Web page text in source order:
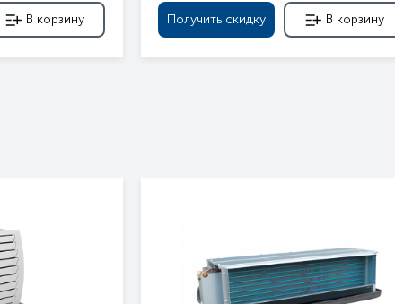
В корзину Получить скидку В корзину